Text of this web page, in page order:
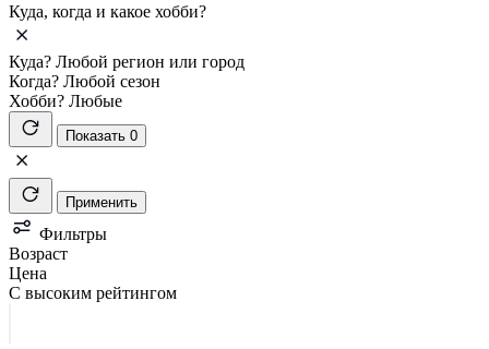
Куда, когда и какое хобби?
Куда? Любой регион или город
Когда? Любой сезон
Хобби? Любые
Показать 0
Применить
Фильтры
Возраст
Цена
С высоким рейтингом